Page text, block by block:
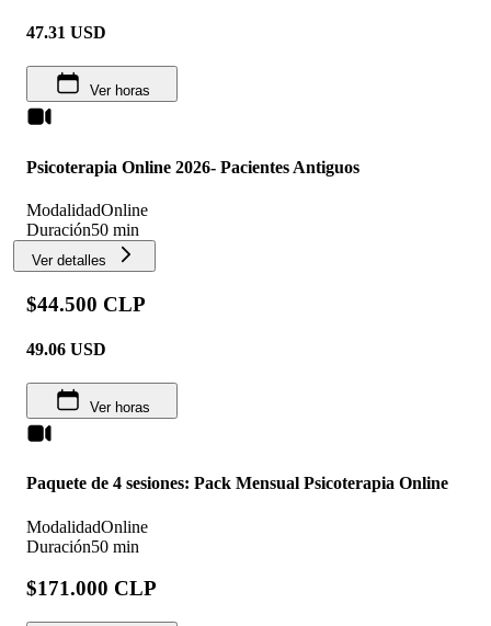
47.31 USD
Ver horas
Psicoterapia Online 2026- Pacientes Antiguos
ModalidadOnline
Duración50 min
Ver detalles
$44.500 CLP
49.06 USD
Ver horas
Paquete de 4 sesiones: Pack Mensual Psicoterapia Online
ModalidadOnline
Duración50 min
$171.000 CLP